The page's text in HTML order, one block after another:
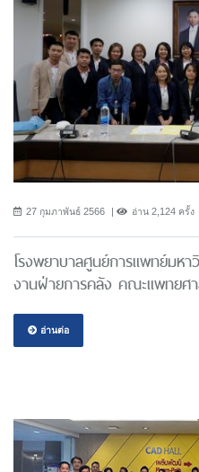
27 กุมภาพันธ์ 2566 อ่าน 2,124 ครั้ง
โรงพยาบาลศูนย์การแพทย์มห
งานฝ่ายการคลัง คณะแพทยศ
อ่านต่อ